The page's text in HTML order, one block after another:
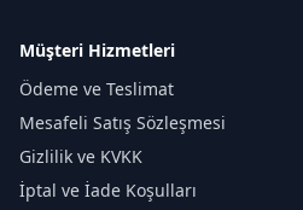
Müşteri Hizmetleri
Ödeme ve Teslimat
Mesafeli Satış Sözleşmesi
Gizlilik ve KVKK
İptal ve İade Koşulları